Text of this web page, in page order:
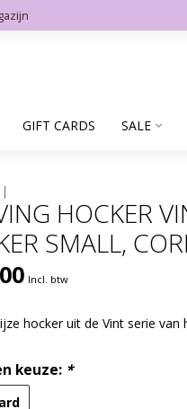
GIFT CARDS SALE
HOCKER
SMALL,
Incl. btw
hocker uit de Vint serie van
keuze: *